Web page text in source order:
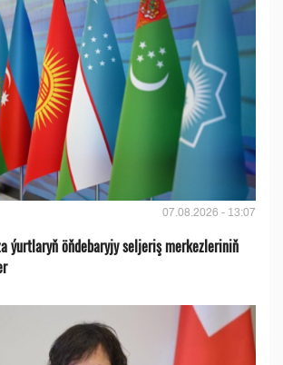
07.08.2026 - 13:07
ýurtlaryň öňdebaryjy seljeriş merkezleriniň